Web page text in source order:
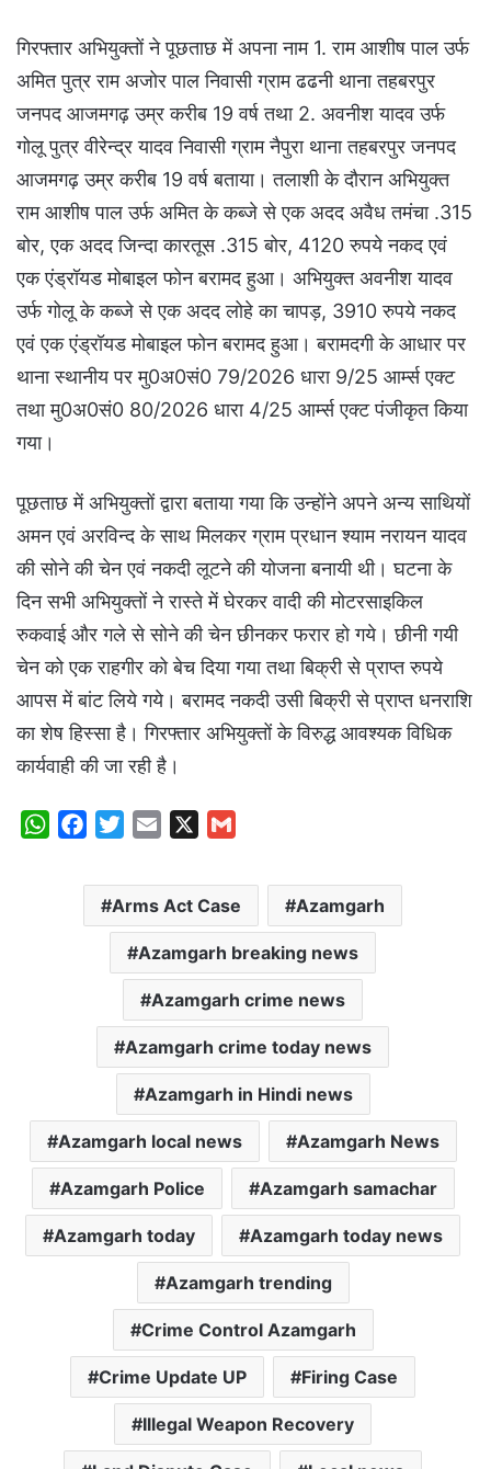
गिरफ्तार अभियुक्तों ने पूछताछ में अपना नाम 1. राम आशीष पाल उर्फ
अमित पुत्र राम अजोर पाल निवासी ग्राम ढढनी थाना तहबरपुर
जनपद आजमगढ़ उम्र करीब 19 वर्ष तथा 2. अवनीश यादव उर्फ
गोलू पुत्र वीरेन्द्र यादव निवासी ग्राम नैपुरा थाना तहबरपुर जनपद
आजमगढ़ उम्र करीब 19 वर्ष बताया। तलाशी के दौरान अभियुक्त
राम आशीष पाल उर्फ अमित के कब्जे से एक अदद अवैध तमंचा .315
बोर, एक अदद जिन्दा कारतूस .315 बोर, 4120 रुपये नकद एवं
एक एंड्रॉयड मोबाइल फोन बरामद हुआ। अभियुक्त अवनीश यादव
उर्फ गोलू के कब्जे से एक अदद लोहे का चापड़, 3910 रुपये नकद
एवं एक एंड्रॉयड मोबाइल फोन बरामद हुआ। बरामदगी के आधार पर
थाना स्थानीय पर मु0अ0सं0 79/2026 धारा 9/25 आर्म्स एक्ट
तथा मु0अ0सं0 80/2026 धारा 4/25 आर्म्स एक्ट पंजीकृत किया
गया।
पूछताछ में अभियुक्तों द्वारा बताया गया कि उन्होंने अपने अन्य साथियों
अमन एवं अरविन्द के साथ मिलकर ग्राम प्रधान श्याम नरायन यादव
की सोने की चेन एवं नकदी लूटने की योजना बनायी थी। घटना के
दिन सभी अभियुक्तों ने रास्ते में घेरकर वादी की मोटरसाइकिल
रुकवाई और गले से सोने की चेन छीनकर फरार हो गये। छीनी गयी
चेन को एक राहगीर को बेच दिया गया तथा बिक्री से प्राप्त रुपये
आपस में बांट लिये गये। बरामद नकदी उसी बिक्री से प्राप्त धनराशि
का शेष हिस्सा है। गिरफ्तार अभियुक्तों के विरुद्ध आवश्यक विधिक
कार्यवाही की जा रही है।
W
c
i
t
t
e
a
i
l
a
i
l
Arms Act Case Azamgarh
Azamgarh breaking news
Azamgarh crime news
Azamgarh crime today news
Azamgarh in Hindi news
Azamgarh local news Azamgarh News
Azamgarh Police Azamgarh samachar
Azamgarh today Azamgarh today news
Azamgarh trending
Crime Control Azamgarh
Crime Update UP Firing Case
Illegal Weapon Recovery